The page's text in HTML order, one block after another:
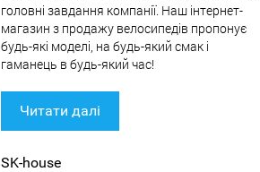
головні завдання компанії. Наш інтернет-
магазин з продажу велосипедів пропонує
будь-які моделі, на будь-який смак і
гаманець в будь-який час!
Читати далі
SK-house